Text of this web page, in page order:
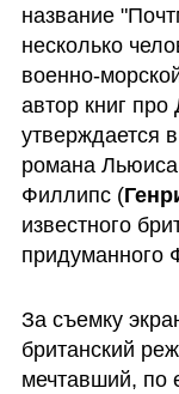
название
несколько
военно-
автор книг
утверждается
романа
Филлипс (
известного
придуманного
За съемку
британский
мечтавший, по